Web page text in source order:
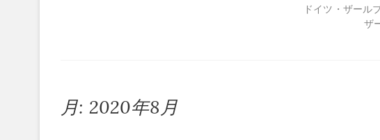
ドイツ・ザール
ザ
月: 2020年8月